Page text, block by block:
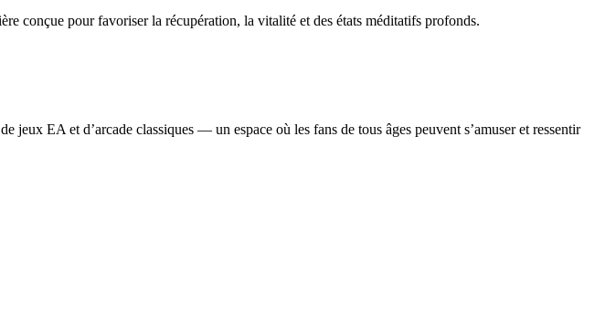
conçue pour favoriser la récupération, la vitalité et des états méditatifs profonds.
EA et d’arcade classiques — un espace où les fans de tous âges peuvent s’amuser et ressentir